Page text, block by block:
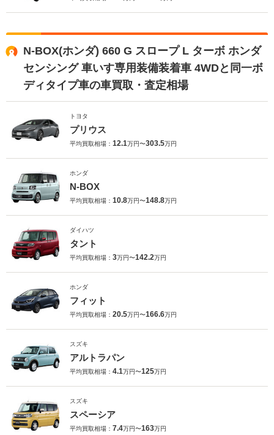
N-BOX(ホンダ) 660 G スロープ L ターボ ホンダ
センシング 車いす専用装備装着車 4WDと同一ボ
ディタイプ車の車買取・査定相場
トヨタ
プリウス
平均買取相場： 12.1万円〜303.5万円
ホンダ
N-BOX
平均買取相場： 10.8万円〜148.8万円
ダイハツ
タント
平均買取相場： 3万円〜142.2万円
ホンダ
フィット
平均買取相場： 20.5万円〜166.6万円
スズキ
アルトラパン
平均買取相場： 4.1万円〜125万円
スズキ
スペーシア
平均買取相場： 7.4万円〜163万円